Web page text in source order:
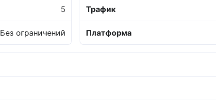
5
Без ограничений
Трафик
Платформа